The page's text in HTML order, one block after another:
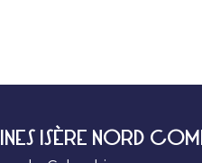
ISÈRE NORD